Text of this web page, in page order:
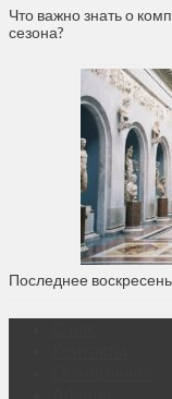
Что важно знать о
сезона?
Последнее